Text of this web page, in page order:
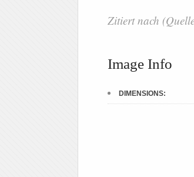
Zitiert nach
Image Info
DIMENSIONS: